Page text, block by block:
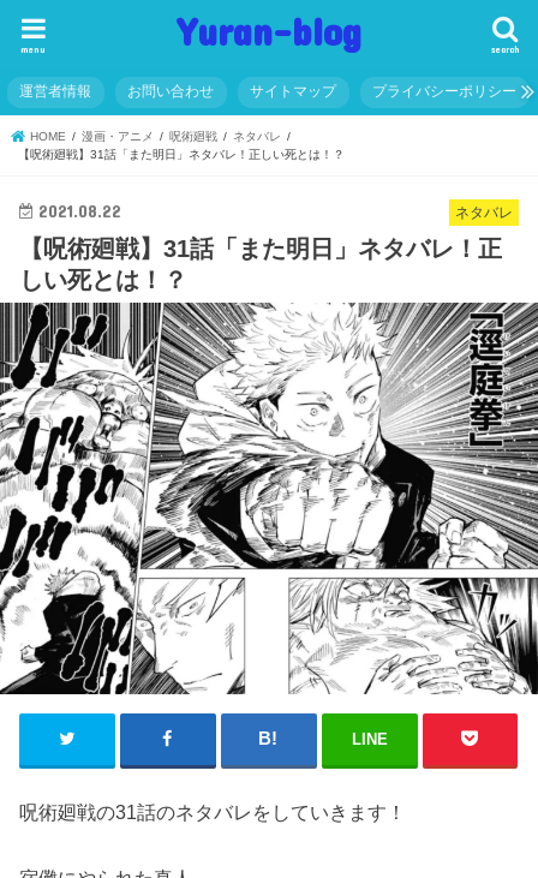
Yuran-blog search
menu
運営者情報 お問い合わせ サイトマップ プライバシーポリシー
HOME 漫画・アニメ 呪術廻戦
ネタバレ
【呪術廻戦】31話「また明日」ネタバレ！正しい死とは！？
ネタバレ
2021.08.22
【呪術廻戦】31話「また明日」ネタバレ！正
しい死とは！？
LINE
呪術廻戦の31話のネタバレをしていきます！